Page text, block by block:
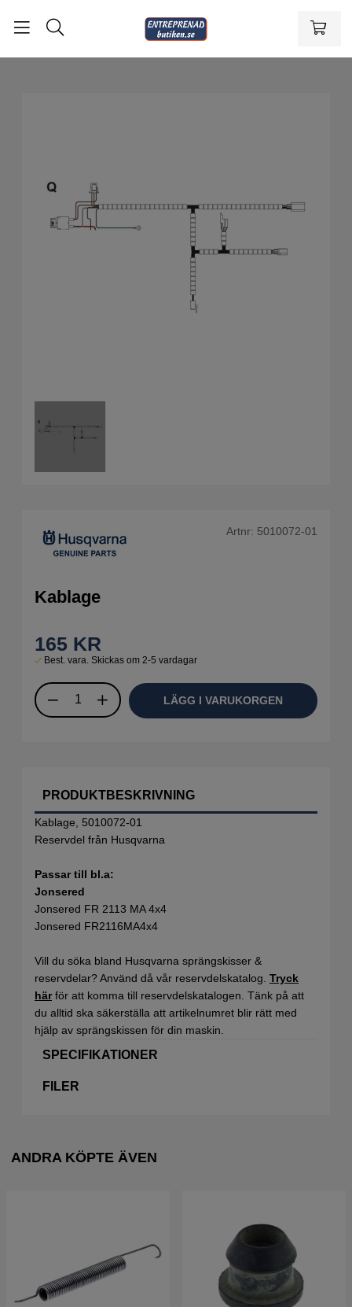
Artnr: 5010072-01
Kablage
165 KR
Best. vara. Skickas om 2-5 vardagar
LÄGG I VARUKORGEN
PRODUKTBESKRIVNING
Kablage, 5010072-01
Reservdel från Husqvarna
Passar till bl.a:
Jonsered
Jonsered FR 2113 MA 4x4
Jonsered FR2116MA4x4
Vill du söka bland Husqvarna sprängskisser &
reservdelar? Använd då vår reservdelskatalog. Tryck
härför att komma till reservdelskatalogen. Tänk på att
du alltid ska säkerställa att artikelnumret blir rätt med
hjälp av sprängskissen för din maskin.
SPECIFIKATIONER
FILER
ANDRA KÖPTE ÄVEN